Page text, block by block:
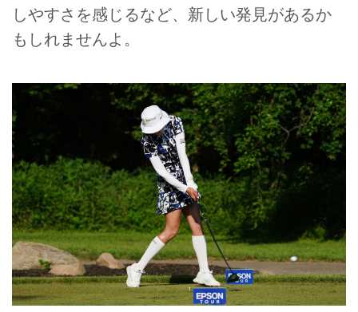
しやすさを感じるなど、新しい発見があるか
もしれませんよ。